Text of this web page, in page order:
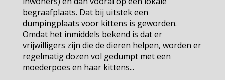
begraafplaats. Dat bij uitstek een
dumpingplaats voor kittens is geworden.
Omdat het inmiddels bekend is dat er
vrijwilligers zijn die de dieren helpen, worden er
regelmatig dozen vol gedumpt met een
moederpoes en haar kittens...